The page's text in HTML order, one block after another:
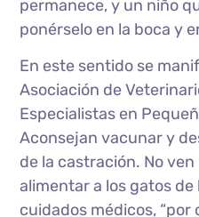
permanece, y un niño
ponérselo en la boca y
En este sentido se
Asociación de
Especialistas en
Aconsejan vacunar y
de la castración. No
alimentar a los gatos de
cuidados médicos, “por